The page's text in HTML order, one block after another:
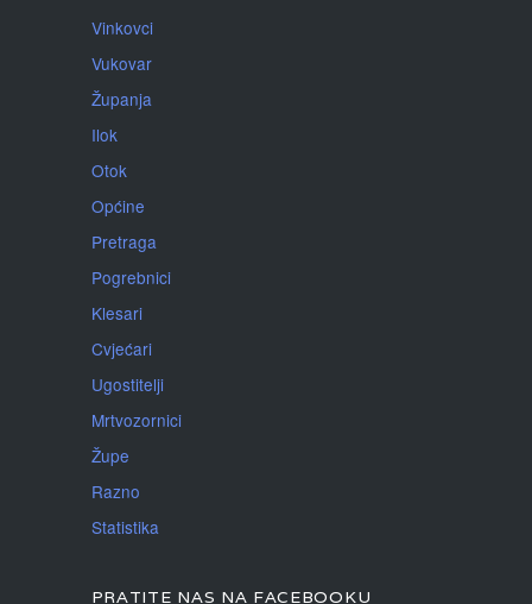
Vinkovci
Vukovar
Županja
Ilok
Otok
Općine
Pretraga
Pogrebnici
Klesari
Cvjećari
Ugostitelji
Mrtvozornici
Župe
Razno
Statistika
PRATITE NAS NA FACEBOOKU